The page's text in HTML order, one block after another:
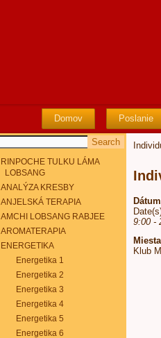
Domov Poslanie
RINPOCHE TULKU LÁMA
LOBSANG
ANALÝZA KRESBY
ANJELSKÁ TERAPIA
AMCHI LOBSANG RABJEE
AROMATERAPIA
ENERGETIKA
Energetika 1
Energetika 2
Energetika 3
Energetika 4
Energetika 5
Energetika 6
9:00 -
Klub